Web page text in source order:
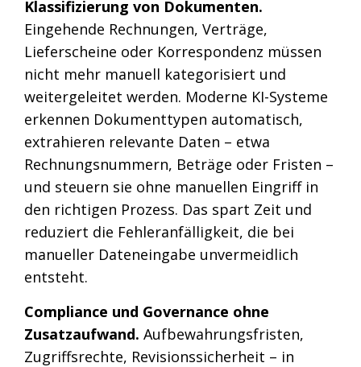
Klassifizierung von Dokumenten.
Eingehende Rechnungen, Verträge,
Lieferscheine oder Korrespondenz müssen
nicht mehr manuell kategorisiert und
weitergeleitet werden. Moderne KI-Systeme
erkennen Dokumenttypen automatisch,
extrahieren relevante Daten – etwa
Rechnungsnummern, Beträge oder Fristen –
und steuern sie ohne manuellen Eingriff in
den richtigen Prozess. Das spart Zeit und
reduziert die Fehleranfälligkeit, die bei
manueller Dateneingabe unvermeidlich
entsteht.
Compliance und Governance ohne
Zusatzaufwand. Aufbewahrungsfristen,
Zugriffsrechte, Revisionssicherheit – in